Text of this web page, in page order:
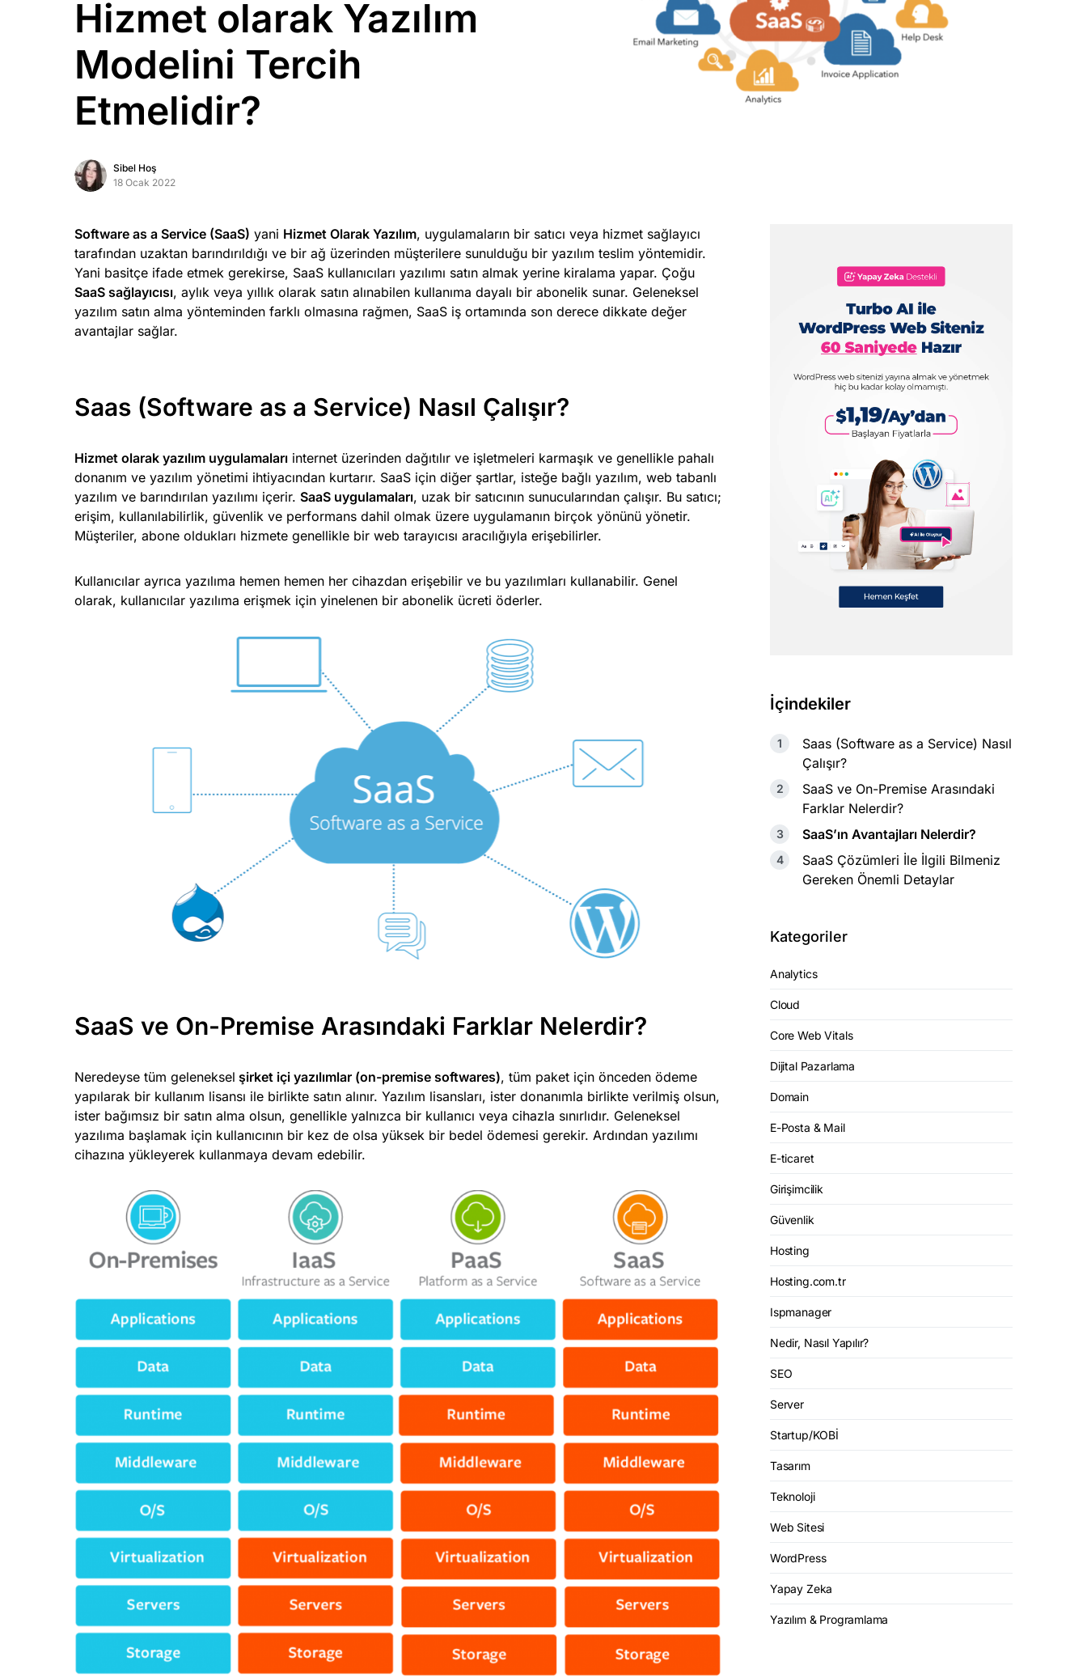
Marka Tescil
Yapay Zeka
Bilgi Bankası
Kurumsal
Müşteri Giriş
Yeni Kayıt
Hizmet olarak Yazılım
Modelini Tercih
Etmelidir?
Sibel Hoş
18 Ocak 2022
Software as a Service (SaaS) yani Hizmet Olarak Yazılım, uygulamaların bir satıcı veya hizmet sağlayıcı
tarafından uzaktan barındırıldığı ve bir ağ üzerinden müşterilere sunulduğu bir yazılım teslim yöntemidir.
Yani basitçe ifade etmek gerekirse, SaaS kullanıcıları yazılımı satın almak yerine kiralama yapar. Çoğu
SaaS sağlayıcısı, aylık veya yıllık olarak satın alınabilen kullanıma dayalı bir abonelik sunar. Geleneksel
yazılım satın alma yönteminden farklı olmasına rağmen, SaaS iş ortamında son derece dikkate değer
avantajlar sağlar.
Saas (Software as a Service) Nasıl Çalışır?
Hizmet olarak yazılım uygulamaları internet üzerinden dağıtılır ve işletmeleri karmaşık ve genellikle pahalı
donanım ve yazılım yönetimi ihtiyacından kurtarır. SaaS için diğer şartlar, isteğe bağlı yazılım, web tabanlı
yazılım ve barındırılan yazılımı içerir. SaaS uygulamaları, uzak bir satıcının sunucularından çalışır. Bu satıcı;
erişim, kullanılabilirlik, güvenlik ve performans dahil olmak üzere uygulamanın birçok yönünü yönetir.
Müşteriler, abone oldukları hizmete genellikle bir web tarayıcısı aracılığıyla erişebilirler.
Kullanıcılar ayrıca yazılıma hemen hemen her cihazdan erişebilir ve bu yazılımları kullanabilir. Genel
olarak, kullanıcılar yazılıma erişmek için yinelenen bir abonelik ücreti öderler.
SaaS ve On-Premise Arasındaki Farklar Nelerdir?
Neredeyse tüm geleneksel şirket içi yazılımlar (on-premise softwares), tüm paket için önceden ödeme
yapılarak bir kullanım lisansı ile birlikte satın alınır. Yazılım lisansları, ister donanımla birlikte verilmiş olsun,
ister bağımsız bir satın alma olsun, genellikle yalnızca bir kullanıcı veya cihazla sınırlıdır. Geleneksel
yazılıma başlamak için kullanıcının bir kez de olsa yüksek bir bedel ödemesi gerekir. Ardından yazılımı
cihazına yükleyerek kullanmaya devam edebilir.
İçindekiler
Saas (Software as a Service) Nasıl
Çalışır?
SaaS ve On-Premise Arasındaki
Farklar Nelerdir?
SaaS’ın Avantajları Nelerdir?
SaaS Çözümleri İle İlgili Bilmeniz
Gereken Önemli Detaylar
Kategoriler
Analytics
Cloud
Core Web Vitals
Dijital Pazarlama
Domain
E-Posta & Mail
E-ticaret
Girişimcilik
Güvenlik
Hosting
Hosting.com.tr
Ispmanager
Nedir, Nasıl Yapılır?
SEO
Server
Startup/KOBİ
Tasarım
Teknoloji
Web Sitesi
WordPress
Yapay Zeka
Yazılım & Programlama